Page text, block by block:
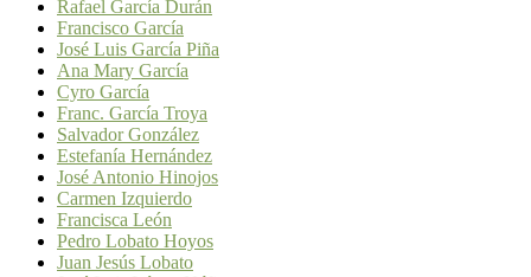
Rafael García Durán
Francisco García
José Luis García Piña
Ana Mary García
Cyro García
Franc. García Troya
Salvador González
Estefanía Hernández
José Antonio Hinojos
Carmen Izquierdo
Francisca León
Pedro Lobato Hoyos
Juan Jesús Lobato